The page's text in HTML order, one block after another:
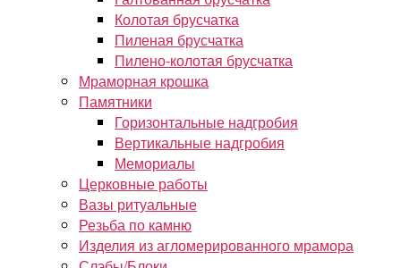
Колотая брусчатка
Пиленая брусчатка
Пилено-колотая брусчатка
Мраморная крошка
Памятники
Горизонтальные надгробия
Вертикальные надгробия
Мемориалы
Церковные работы
Вазы ритуальные
Резьба по камню
Изделия из агломерированного мрамора